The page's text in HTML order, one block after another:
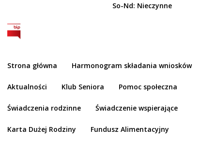
So-Nd: Nieczynne
Strona główna Harmonogram składania wniosków
Aktualności Klub Seniora Pomoc społeczna
Świadczenia rodzinne Świadczenie wspierające
Karta Dużej Rodziny Fundusz Alimentacyjny